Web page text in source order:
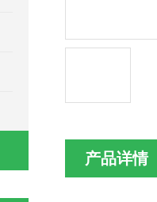
产品详情